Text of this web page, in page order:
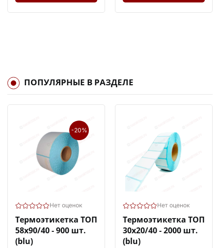
ПОПУЛЯРНЫЕ В РАЗДЕЛЕ
-20%
Нет оценок
Термоэтикетка ТОП
58х90/40 - 900 шт.
(blu)
Нет оценок
Термоэтикетка ТОП
30х20/40 - 2000 шт.
(blu)